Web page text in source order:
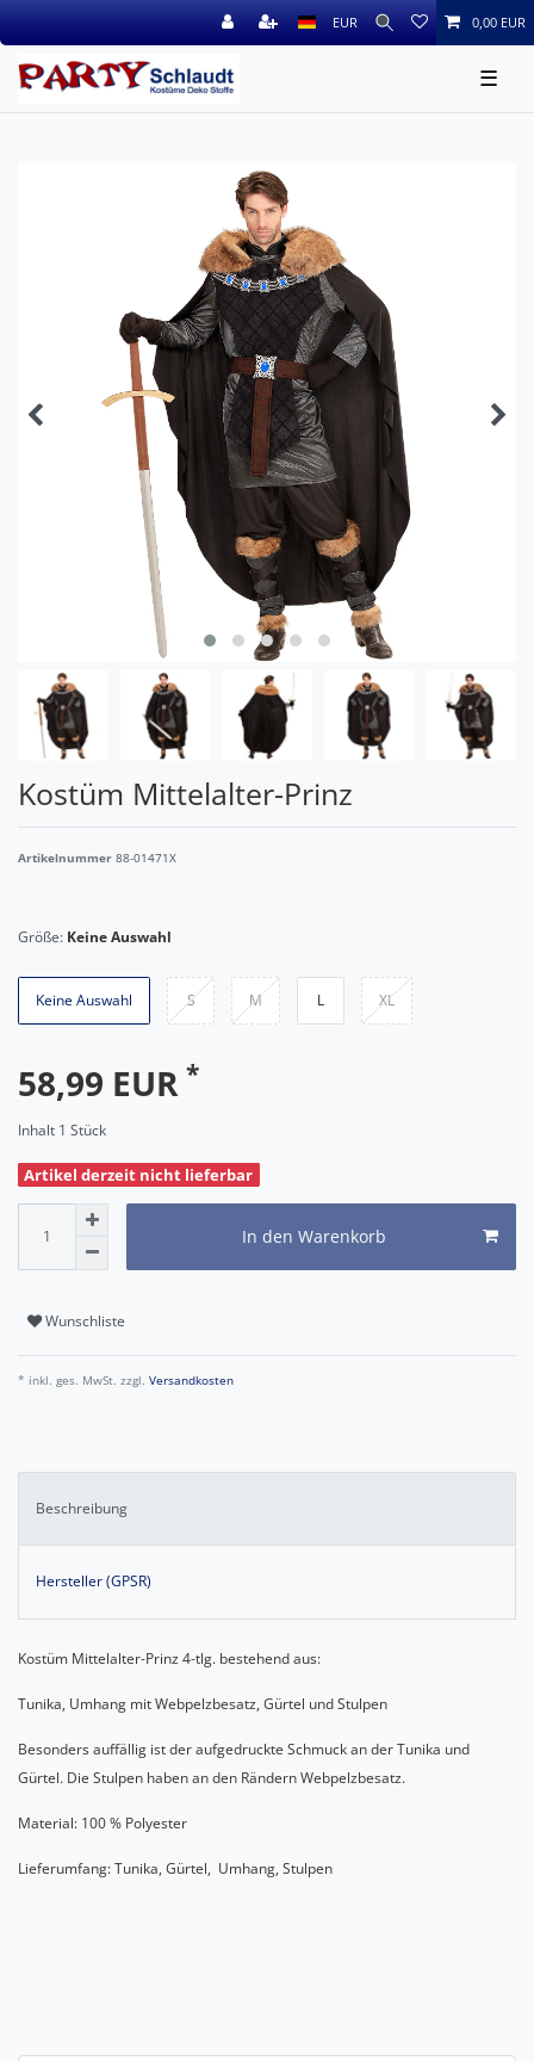
EUR 0,00 EUR
☰
Kostüm Mittelalter-Prinz
Artikelnummer 88-01471X
Größe: Keine Auswahl
Keine Auswahl S M L XL
58,99 EUR *
Inhalt 1 Stück
Artikel derzeit nicht lieferbar
In den Warenkorb
Wunschliste
* inkl. ges. MwSt. zzgl. Versandkosten
Beschreibung
Hersteller (GPSR)
Kostüm Mittelalter-Prinz 4-tlg. bestehend aus:
Tunika, Umhang mit Webpelzbesatz, Gürtel und Stulpen
Besonders auffällig ist der aufgedruckte Schmuck an der Tunika und
Gürtel. Die Stulpen haben an den Rändern Webpelzbesatz.
Material: 100 % Polyester
Lieferumfang: Tunika, Gürtel, Umhang, Stulpen